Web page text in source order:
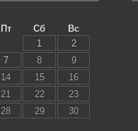
Пт Сб
Вс
1
2
7 8
9
14 15
16
21 22
23
28 29
30